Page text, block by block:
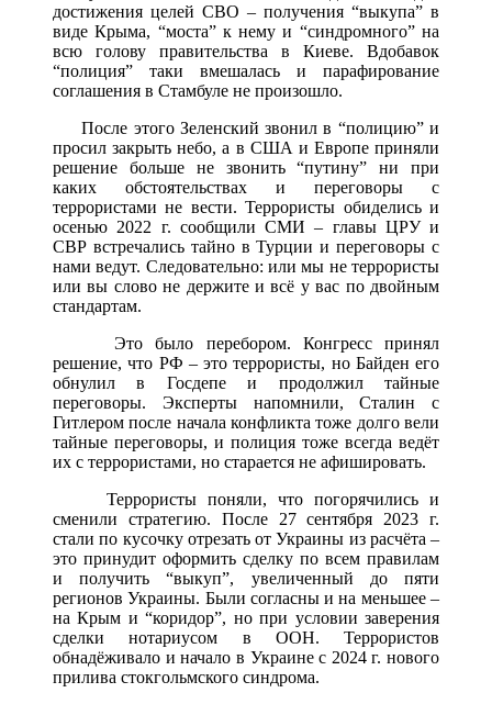
достижения целей СВО – получения “выкупа” в
виде Крыма, “моста” к нему и “синдромного” на
всю голову правительства в Киеве. Вдобавок
“полиция” таки вмешалась и парафирование
соглашения в Стамбуле не произошло.
После этого Зеленский звонил в “полицию” и
просил закрыть небо, а в США и Европе приняли
решение больше не звонить “путину” ни при
каких обстоятельствах и переговоры с
террористами не вести. Террористы обиделись и
осенью 2022 г. сообщили СМИ – главы ЦРУ и
СВР встречались тайно в Турции и переговоры с
нами ведут. Следовательно: или мы не террористы
или вы слово не держите и всё у вас по двойным
стандартам.
Это было перебором. Конгресс принял
решение, что РФ – это террористы, но Байден его
обнулил в Госдепе и продолжил тайные
переговоры. Эксперты напомнили, Сталин с
Гитлером после начала конфликта тоже долго вели
тайные переговоры, и полиция тоже всегда ведёт
их с террористами, но старается не афишировать.
Террористы поняли, что погорячились и
сменили стратегию. После 27 сентября 2023 г.
стали по кусочку отрезать от Украины из расчёта –
это принудит оформить сделку по всем правилам
и получить “выкуп”, увеличенный до пяти
регионов Украины. Были согласны и на меньшее –
на Крым и “коридор”, но при условии заверения
сделки нотариусом в ООН. Террористов
обнадёживало и начало в Украине с 2024 г. нового
прилива стокгольмского синдрома.